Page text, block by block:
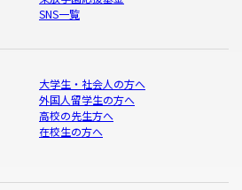
SNS一覧
大学生・社会人の方へ
外国人留学生の方へ
高校の先生方へ
在校生の方へ